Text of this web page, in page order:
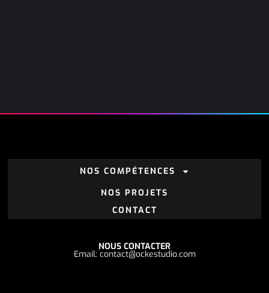
NOS COMPÉTENCES
NOS PROJETS
CONTACT
NOUS CONTACTER
Email: contact@ockestudio.com